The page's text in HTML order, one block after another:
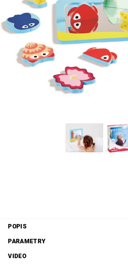
POPIS
PARAMETRY
VIDEO